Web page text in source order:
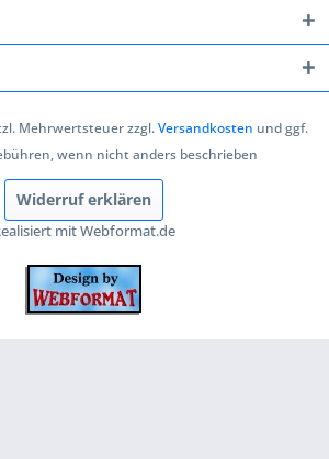
Mehrwertsteuer zzgl.Versandkosten und ggf.
wenn nicht anders beschrieben
Widerruf erklären
mit Webformat.de